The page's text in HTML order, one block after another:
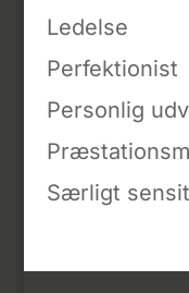
Ledelse
Perfektionist
Personlig
Særligt